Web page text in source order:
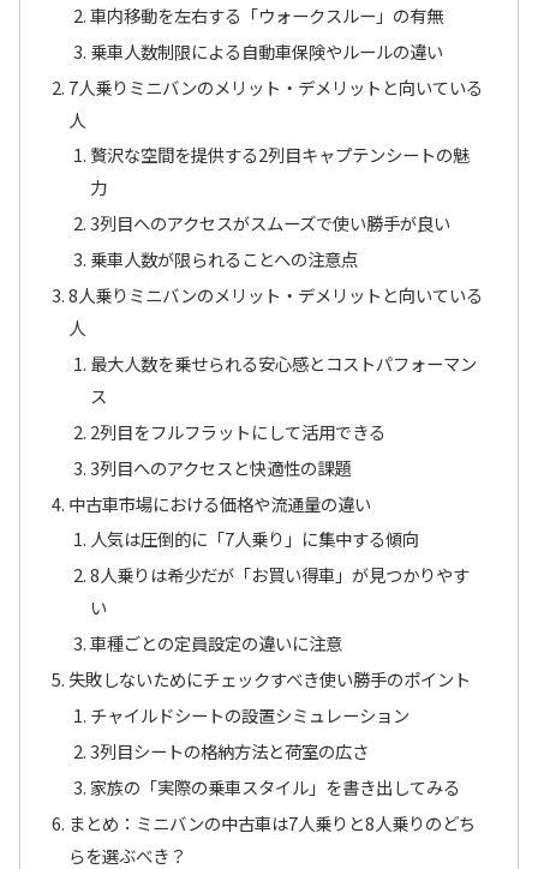
車内移動を左右する「ウォークスルー」の有無
乗車人数制限による自動車保険やルールの違い
7人乗りミニバンのメリット・デメリットと向いている
人
贅沢な空間を提供する2列目キャプテンシートの魅
力
3列目へのアクセスがスムーズで使い勝手が良い
乗車人数が限られることへの注意点
8人乗りミニバンのメリット・デメリットと向いている
人
最大人数を乗せられる安心感とコストパフォーマン
ス
2列目をフルフラットにして活用できる
3列目へのアクセスと快適性の課題
中古車市場における価格や流通量の違い
人気は圧倒的に「7人乗り」に集中する傾向
8人乗りは希少だが「お買い得車」が見つかりやす
い
車種ごとの定員設定の違いに注意
失敗しないためにチェックすべき使い勝手のポイント
チャイルドシートの設置シミュレーション
3列目シートの格納方法と荷室の広さ
家族の「実際の乗車スタイル」を書き出してみる
まとめ：ミニバンの中古車は7人乗りと8人乗りのどち
らを選ぶべき？